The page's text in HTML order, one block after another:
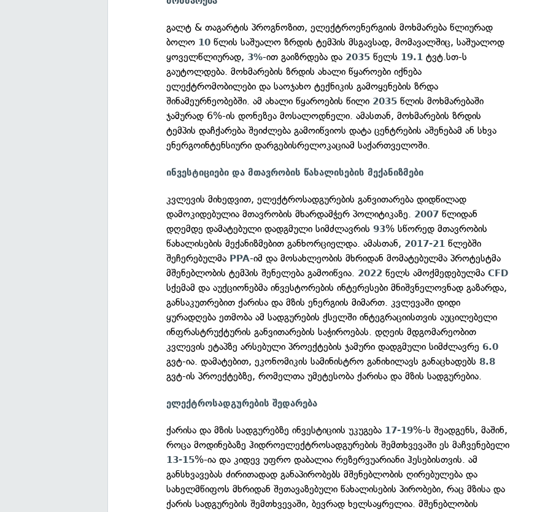
გალტ & თაგარტის პროგნოზით, ელექტროენერგიის მოხმარება წლიურად
ბოლო 10 წლის საშუალო ზრდის ტემპის მსგავსად, მომავალშიც, საშუალოდ
ყოველწლიურად, 3%-ით გაიზრდება და 2035 წელს 19.1 ტვტ.სთ-ს
გაუტოლდება. მოხმარების ზრდის ახალი წყაროები იქნება
ელექტრომობილები და საოჯახო ტექნიკის გამოყენების ზრდა
შინამეურნეობებში. ამ ახალი წყაროების წილი 2035 წლის მოხმარებაში
ჯამურად 6%-ის დონეზეა მოსალოდნელი. ამასთან, მოხმარების ზრდის
ტემპის დაჩქარება შეიძლება გამოიწვიოს დატა ცენტრების აშენებამ ან სხვა
ენერგოინტენსიური დარგებისრელოკაციამ საქართველოში.
ინვესტიციები და მთავრობის წახალისების მექანიზმები
კვლევის მიხედვით, ელექტროსადგურების განვითარება დიდწილად
დამოკიდებულია მთავრობის მხარდამჭერ პოლიტიკაზე. 2007 წლიდან
დღემდე დამატებული დადგმული სიმძლავრის93% სწორედ მთავრობის
წახალისების მექანიზმებით განხორციელდა. ამასთან, 2017-21 წლებში
შეჩერებულმა PPA-იმ და მოსახლეობის მხრიდან მომატებულმა პროტესტმა
მშენებლობის ტემპის შენელება გამოიწვია. 2022 წელს ამოქმედებულმაCFD
სქემამ და აუქციონებმა ინვესტორების ინტერესები მნიშვნელოვნად გაზარდა,
განსაკუთრებით ქარისა და მზის ენერგიის მიმართ. კვლევაში დიდი
ყურადღება ეთმობა ამ სადგურების ქსელში ინტეგრაციისთვის აუცილებელი
ინფრასტრუქტურის განვითარების საჭიროებას. დღეის მდგომარეობით
კვლევის ეტაპზე არსებული პროექტების ჯამური დადგმული სიმძლავრე 6.0
გვტ-ია. დამატებით, ეკონომიკის სამინისტრო განიხილავს განაცხადებს 8.8
გვტ-ის პროექტებზე, რომელთა უმეტესობა ქარისა და მზის სადგურებია.
ელექტროსადგურების შედარება
ქარისა და მზის სადგურებზე ინვესტიციის უკუგება 17-19%-ს შეადგენს, მაშინ,
როცა მოდინებაზე ჰიდროელექტროსადგურების შემთხვევაში ეს მაჩვენებელი
13-15%-ია და კიდევ უფრო დაბალია რეზერვუარიანი ჰესებისთვის. ამ
განსხვავებას ძირითადად განაპირობებს მშენებლობის ღირებულება და
სახელმწიფოს მხრიდან შეთავაზებული წახალისების პირობები, რაც მზისა და
ქარის სადგურების შემთხვევაში, ბევრად ხელსაყრელია. მშენებლობის